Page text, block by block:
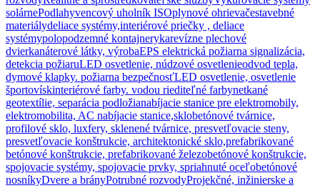
solárnePodlahyvencový uholník ISOplynové ohrievačestavebné
materiálydeliace systémy,interiérové priečky , deliace
systémypolopodzemné kontajnerykarevízne plechové
dvierkanáterové látky, výrobaEPS elektrická požiarna signalizácia,
detekcia požiaruLED osvetlenie, núdzové osvetlenieodvod tepla,
dymové klapky. požiarna bezpečnosťLED osvetlenie, osvetlenie
športovískinteriérové farby. vodou riediteľné farbynetkané
geotextílie, separácia podložianabíjacie stanice pre elektromobily,
elektromobilita, AC nabíjacie stanice,sklobetónové tvárnice,
profilové sklo, luxfery, sklenené tvárnice, presvetľovacie steny,
presvetľovacie konštrukcie, architektonické sklo,prefabrikované
betónové konštrukcie, prefabrikované železobetónové konštrukcie,
spojovacie systémy, spojovacie prvky, spriahnuté oceľobetónové
nosníkyDvere a brányPotrubné rozvodyProjekčné, inžinierske a